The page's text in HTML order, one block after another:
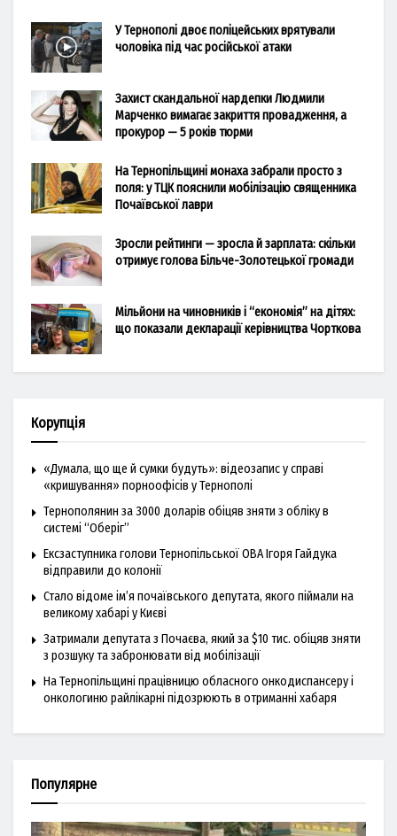
У Тернополі двоє поліцейських врятували
чоловіка під час російської атаки
Захист скандальної нардепки Людмили
Марченко вимагає закриття провадження, а
прокурор — 5 років тюрми
На Тернопільщині монаха забрали просто з
поля: у ТЦК пояснили мобілізацію священника
Почаївської лаври
Зросли рейтинги — зросла й зарплата: скільки
отримує голова Більче-Золотецької громади
Мільйони на чиновників і “економія” на дітях:
що показали декларації керівництва Чорткова
Корупція
«Думала, що ще й сумки будуть»: відеозапис у справі
«кришування» порноофісів у Тернополі
Тернополянин за 3000 доларів обіцяв зняти з обліку в
системі “Оберіг”
Ексзаступника голови Тернопільської ОВА Ігоря Гайдука
відправили до колонії
Стало відоме ім’я почаївського депутата, якого піймали на
великому хабарі у Києві
Затримали депутата з Почаєва, який за $10 тис. обіцяв зняти
з розшуку та забронювати від мобілізації
На Тернопільщині працівницю обласного онкодиспансеру і
онкологиню райлікарні підозрюють в отриманні хабаря
Популярне